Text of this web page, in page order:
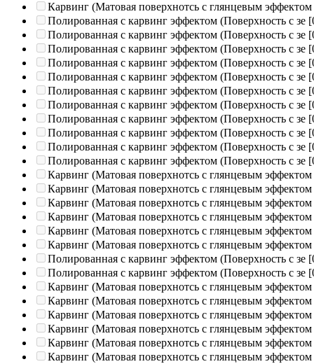
Карвинг (Матовая поверхнотсь с глянцевым эффектом
Полированная c карвинг эффектом (Поверхность с зе
Полированная c карвинг эффектом (Поверхность с зе
Полированная c карвинг эффектом (Поверхность с зе
Полированная c карвинг эффектом (Поверхность с зе
Полированная c карвинг эффектом (Поверхность с зе
Полированная c карвинг эффектом (Поверхность с зе
Полированная c карвинг эффектом (Поверхность с зе
Полированная c карвинг эффектом (Поверхность с зе
Полированная c карвинг эффектом (Поверхность с зе
Полированная c карвинг эффектом (Поверхность с зе
Полированная c карвинг эффектом (Поверхность с зе
Карвинг (Матовая поверхнотсь с глянцевым эффектом
Карвинг (Матовая поверхнотсь с глянцевым эффектом
Карвинг (Матовая поверхнотсь с глянцевым эффектом
Карвинг (Матовая поверхнотсь с глянцевым эффектом
Карвинг (Матовая поверхнотсь с глянцевым эффектом
Карвинг (Матовая поверхнотсь с глянцевым эффектом
Полированная c карвинг эффектом (Поверхность с зе
Полированная c карвинг эффектом (Поверхность с зе
Карвинг (Матовая поверхнотсь с глянцевым эффектом
Карвинг (Матовая поверхнотсь с глянцевым эффектом
Карвинг (Матовая поверхнотсь с глянцевым эффектом
Карвинг (Матовая поверхнотсь с глянцевым эффектом
Карвинг (Матовая поверхнотсь с глянцевым эффектом
Карвинг (Матовая поверхнотсь с глянцевым эффектом